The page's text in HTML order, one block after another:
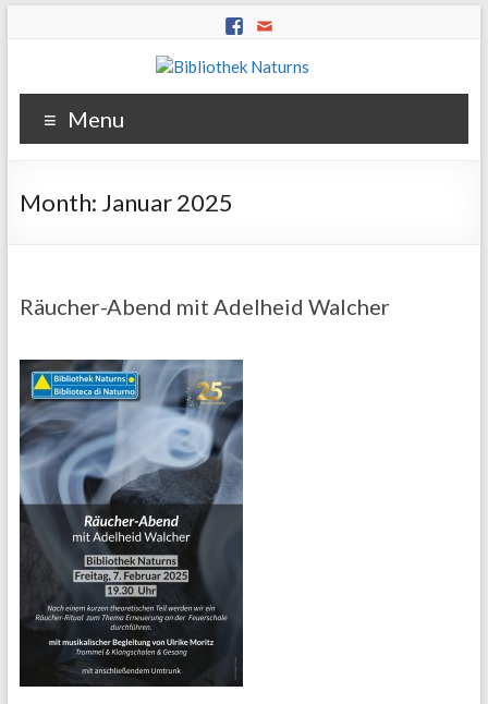
Menu
Month: Januar 2025
Räucher-Abend mit Adelheid Walcher